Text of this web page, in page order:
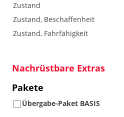
Zustand
Zustand, Beschaffenheit
Zustand, Fahrfähigkeit
Nachrüstbare Extras
Pakete
Übergabe-Paket BASIS